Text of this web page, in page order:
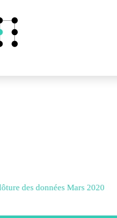
des données Mars 2020